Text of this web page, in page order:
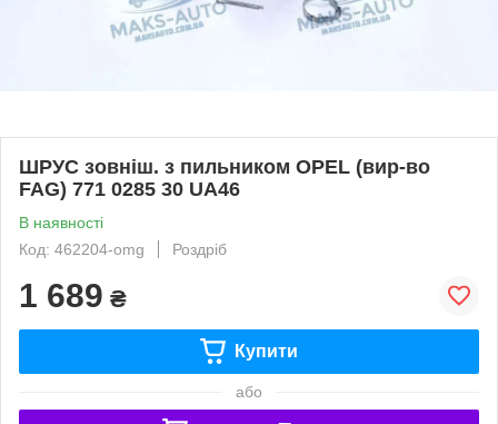
ШРУС зовніш. з пильником OPEL (вир-во
FAG) 771 0285 30 UA46
В наявності
Код: 462204-omg
Роздріб
1 689 ₴
Купити
або